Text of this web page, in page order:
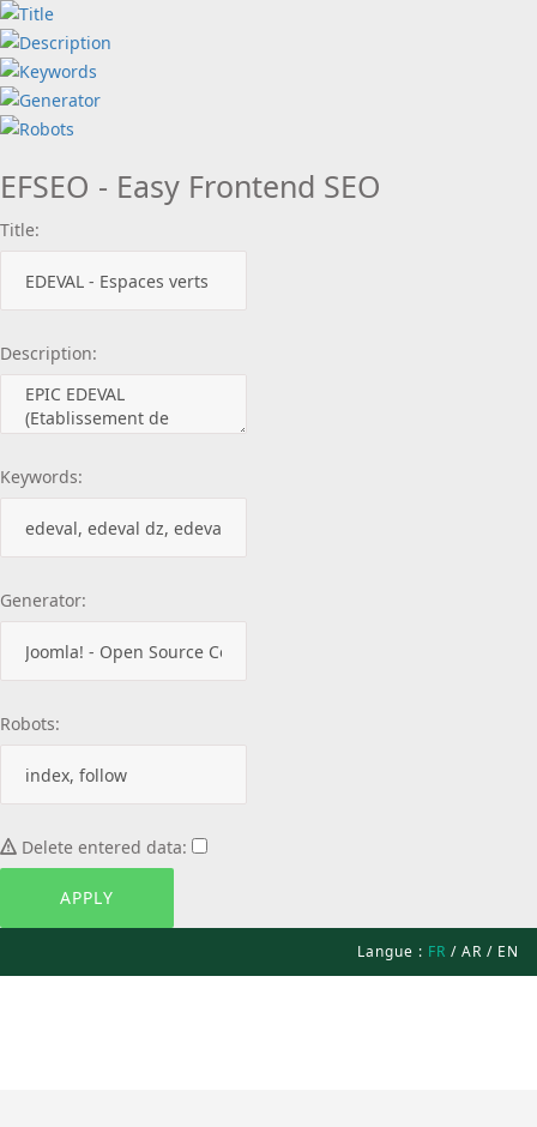
EFSEO - Easy Frontend SEO
Title:
Description:
Keywords:
Generator:
Robots:
Delete entered data:
Langue : FR / AR / EN